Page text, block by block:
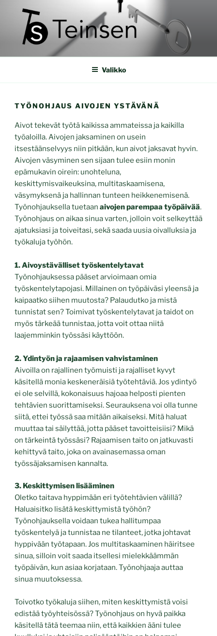
sisältöön
koulutuspalvelut, työnohjaus, valokuvaus, toimittaja
Valikko
TYÖNOHJAUS AIVOJEN YSTÄVÄNÄ
Aivot tekevät työtä kaikissa ammateissa ja kaikilla
työaloilla. Aivojen jaksaminen on usein
itsestäänselvyys niin pitkään, kun aivot jaksavat hyvin.
Aivojen väsyminen sen sijaan tulee esiin monin
epämukavin oirein: unohteluna,
keskittymisvaikeuksina, multitaskaamisena,
väsymyksenä ja hallinnan tunteen heikkenemisenä.
Työnohjauksella tuetaan aivojen parempaa työpäivää.
Työnohjaus on aikaa sinua varten, jolloin voit selkeyttää
ajatuksiasi ja toiveitasi, sekä saada uusia oivalluksia ja
työkaluja työhön.
1. Aivoystävälliset työskentelytavat
Työnohjauksessa pääset arvioimaan omia
työskentelytapojasi. Millainen on työpäiväsi yleensä ja
kaipaatko siihen muutosta? Palaudutko ja mistä
tunnistat sen? Toimivat työskentelytavat ja taidot on
myös tärkeää tunnistaa, jotta voit ottaa niitä
laajemminkin työssäsi käyttöön.
2. Ydintyön ja rajaamisen vahvistaminen
Aivoilla on rajallinen työmuisti ja rajalliset kyvyt
käsitellä monia keskeneräisiä työtehtäviä. Jos ydintyö
ei ole selvillä, kokonaisuus hajoaa helposti pienten
tehtävien suorittamiseksi. Seurauksena voi olla tunne
siitä, ettei työssä saa mitään aikaiseksi. Mitä haluat
muuttaa tai säilyttää, jotta pääset tavoitteisiisi? Mikä
on tärkeintä työssäsi? Rajaamisen taito on jatkuvasti
kehittyvä taito, joka on avainasemassa oman
työssäjaksamisen kannalta.
3. Keskittymisen lisääminen
Oletko taitava hyppimään eri työtehtävien välillä?
Haluaisitko lisätä keskittymistä työhön?
Työnohjauksella voidaan tukea hallitumpaa
työskentelyä ja tunnistaa ne tilanteet, jotka johtavat
hyppivään työtapaan. Jos multitaskaaminen häiritsee
sinua, silloin voit saada itsellesi mielekkäämmän
työpäivän, kun asiaa korjataan. Työnohjaaja auttaa
sinua muutoksessa.
Toivotko työkaluja siihen, miten keskittymistä voisi
edistää työyhteisössä? Työnohjaus on hyvä paikka
käsitellä tätä teemaa niin, että kaikkien ääni tulee